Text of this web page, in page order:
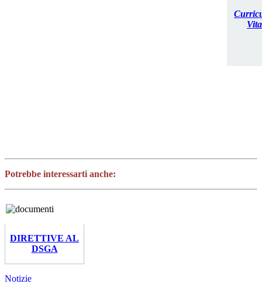
Potrebbe interessarti anche:
DIRETTIVE AL
DSGA
Notizie